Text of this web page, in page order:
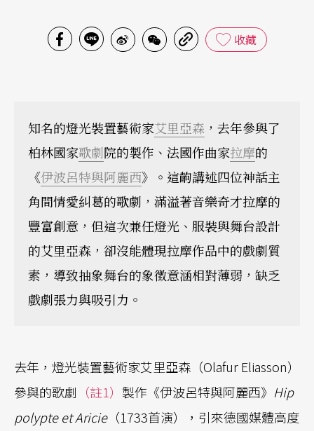
收藏
知名的燈光裝置藝術家艾里亞森 ，去年參與了
柏林國家歌劇院的製作、法國作曲家拉摩的
《伊波呂特與阿麗西》。這齣講述四位神話主
角間情愛糾葛的歌劇，滿溢著音樂奇才拉摩的
豐富創意，但這次兼任燈光、服裝與舞台設計
的艾里亞森，卻沒能體現拉摩作品中的戲劇質
素，導致抽象舞台的象徵意涵相對薄弱，缺乏
戲劇張力與吸引力。
去年，燈光裝置藝術家艾里亞森（Olafur Eliasson）
參與的歌劇 （註1） 製作《伊波呂特與阿麗西》 Hip
polypte et Aricie（1733首演），引來德國媒體高度